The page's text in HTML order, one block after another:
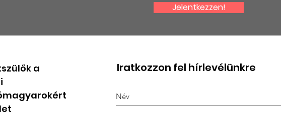
A KEMCSE
Halász Péterre
Jelentkezzen!
a
Iratkozzon fel hírlevélünkre